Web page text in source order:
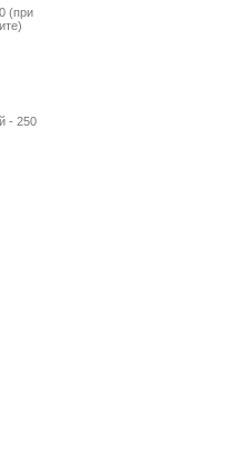
(при
- 250